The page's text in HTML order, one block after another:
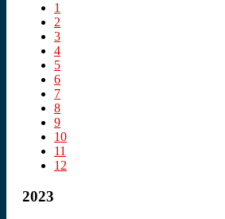
1
2
3
4
5
6
7
8
9
10
11
12
2023